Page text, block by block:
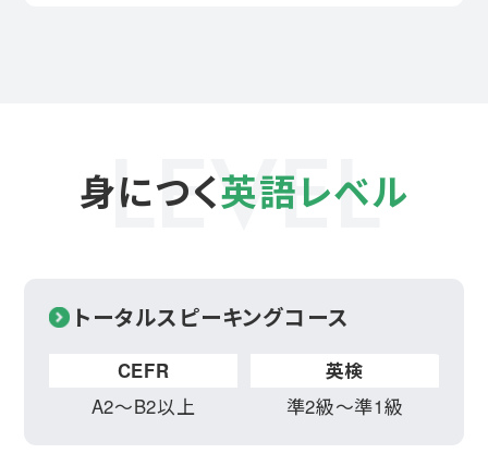
LEVEL
身につく英語レベル
トータルスピーキングコース
A2〜B2以上 準2級〜準1級